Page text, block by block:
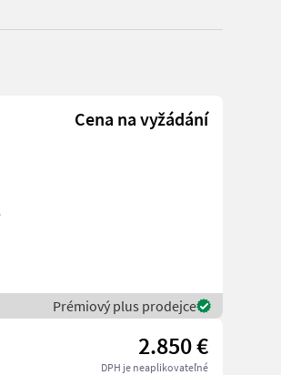
Cena na vyžádání
Prémiový plus prodejce
2.850 €
DPH je neaplikovateľné